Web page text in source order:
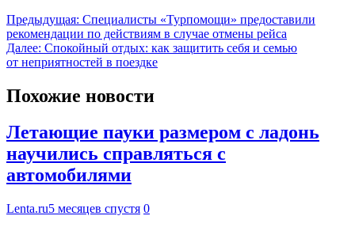
Предыдущая: Специалисты «Турпомощи» предоставили
рекомендации по действиям в случае отмены рейса
Далее: Спокойный отдых: как защитить себя и семью
от неприятностей в поездке
Похожие новости
Летающие пауки размером с ладонь
научились справляться с
автомобилями
Lenta.ru5 месяцев спустя 0